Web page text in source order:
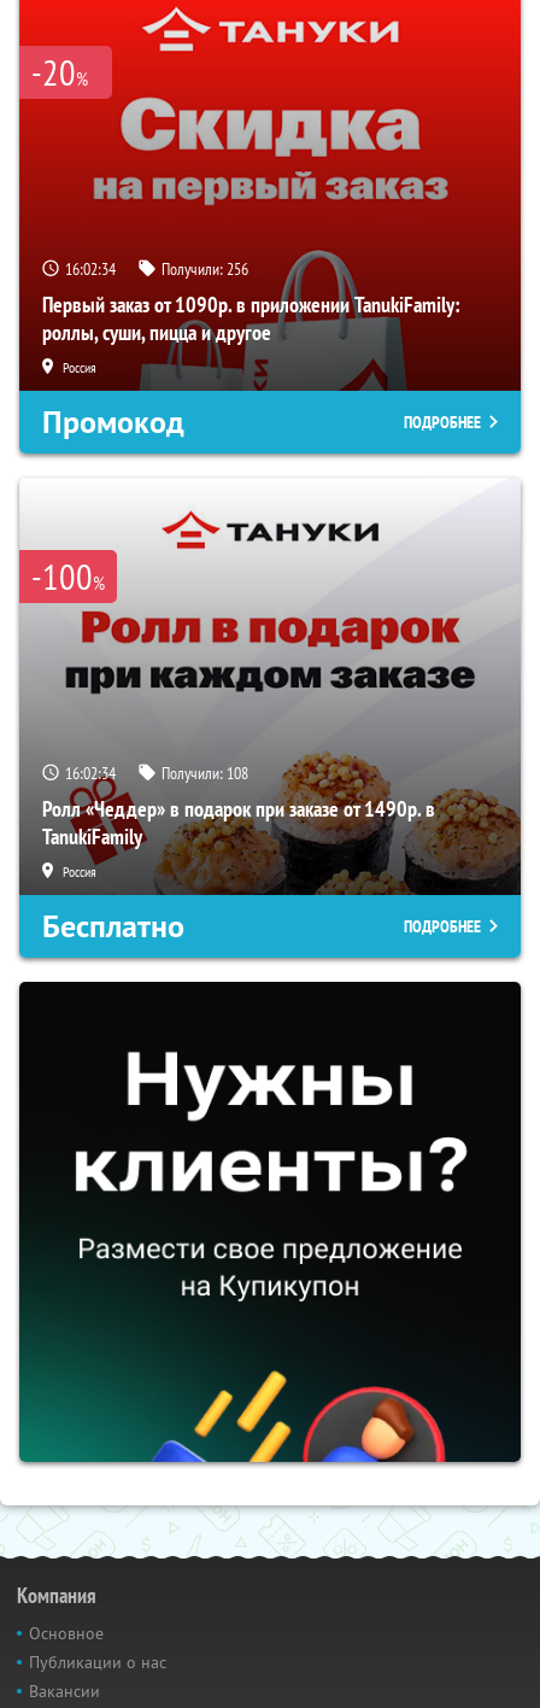
-20%
16:02:33 Получили:256
Первый заказ от 1090р. в приложении TanukiFamily:
роллы, суши, пицца и другое
Россия
Промокод ПОДРОБНЕЕ
-100%
16:02:33 Получили: 108
Ролл «Чеддер» в подарок при заказе от 1490р. в
TanukiFamily
Россия
Бесплатно ПОДРОБНЕЕ
Компания
Основное
Публикации о нас
Вакансии